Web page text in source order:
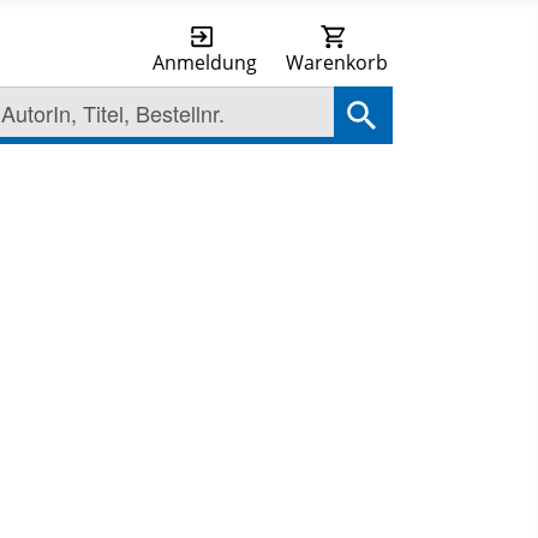
Anmeldung Warenkorb